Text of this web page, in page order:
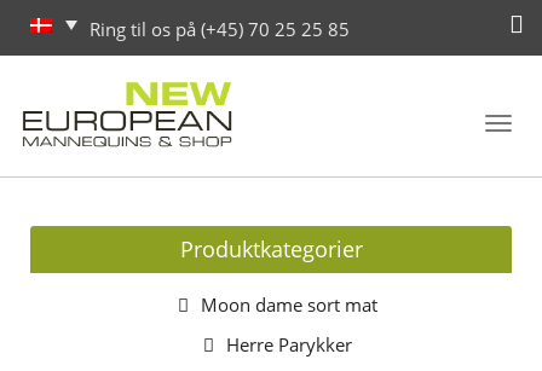
Ring til os på (+45) 70 25 25 85
Produktkategorier
Moon dame sort mat
Herre Parykker